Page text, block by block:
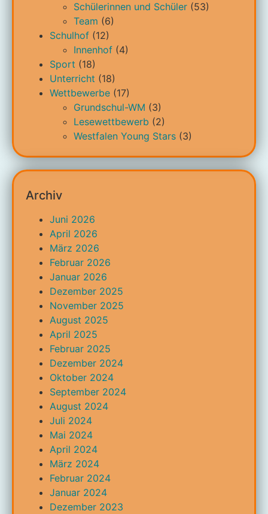
Schülerinnen und Schüler (53)
Team (6)
Schulhof (12)
Innenhof (4)
Sport (18)
Unterricht (18)
Wettbewerbe (17)
Grundschul-WM (3)
Lesewettbewerb (2)
Westfalen Young Stars (3)
Archiv
Juni 2026
April 2026
März 2026
Februar 2026
Januar 2026
Dezember 2025
November 2025
August 2025
April 2025
Februar 2025
Dezember 2024
Oktober 2024
September 2024
August 2024
Juli 2024
Mai 2024
April 2024
März 2024
Februar 2024
Januar 2024
Dezember 2023